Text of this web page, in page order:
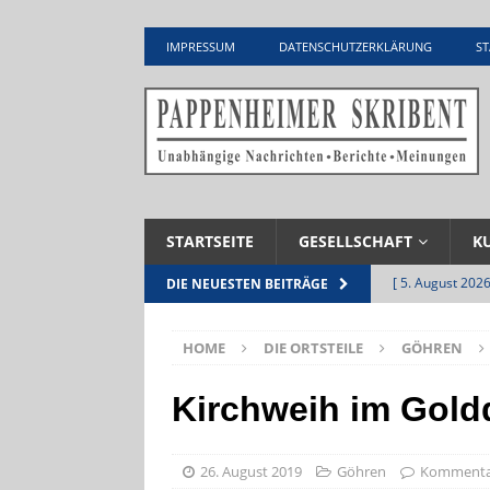
IMPRESSUM DATENSCHUTZERKLÄRUNG
STARTSEITE GESELLSCHAFT
DIE NEUESTEN BEITRÄGE [ 5. August
[ 5. August 2026
Zementwerk
HOME DIE ORTSTEILE GÖHREN
Kirchweih im
26. August 2019 Göhren